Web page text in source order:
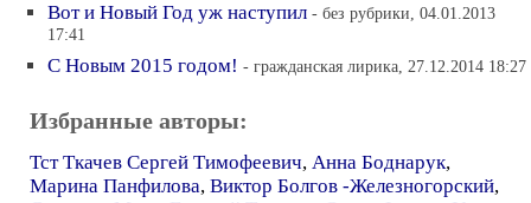
Вот и Новый Год уж наступил - без рубрики, 04.01.2013
17:41
С Новым 2015 годом! - гражданская лирика, 27.12.2014 18:27
Избранные авторы:
Тст Ткачев Сергей Тимофеевич, Анна Боднарук,
Марина Панфилова, Виктор Болгов -Железногорский,